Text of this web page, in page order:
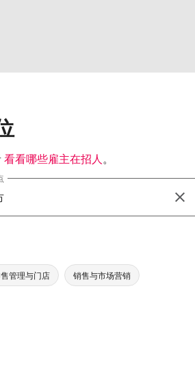
看看哪些雇主在招人。
管理与门店 销售与市场营销